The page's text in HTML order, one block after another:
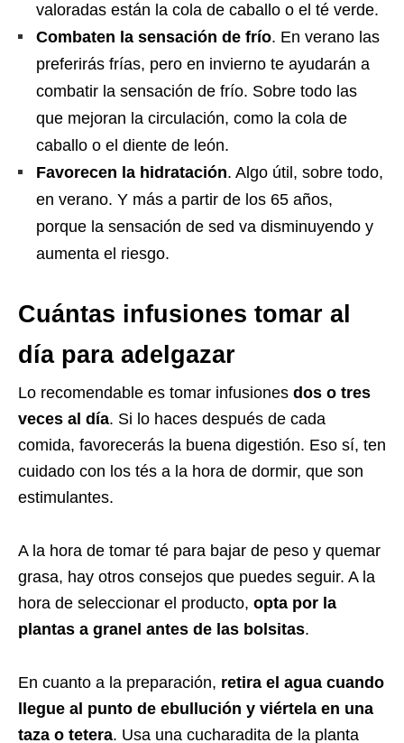
valoradas están la cola de caballo o el té verde.
Combaten la sensación de frío. En verano las
preferirás frías, pero en invierno te ayudarán a
combatir la sensación de frío. Sobre todo las
que mejoran la circulación, como la cola de
caballo o el diente de león.
Favorecen la hidratación. Algo útil, sobre todo,
en verano. Y más a partir de los 65 años,
porque la sensación de sed va disminuyendo y
aumenta el riesgo.
Cuántas infusiones tomar al
día para adelgazar
Lo recomendable es tomar infusiones dos o tres
veces al día. Si lo haces después de cada
comida, favorecerás la buena digestión. Eso sí, ten
cuidado con los tés a la hora de dormir, que son
estimulantes.
A la hora de tomar té para bajar de peso y quemar
grasa, hay otros consejos que puedes seguir. A la
hora de seleccionar el producto, opta por la
plantas a granel antes de las bolsitas.
En cuanto a la preparación, retira el agua cuando
llegue al punto de ebullución y viértela en una
taza o tetera. Usa una cucharadita de la planta